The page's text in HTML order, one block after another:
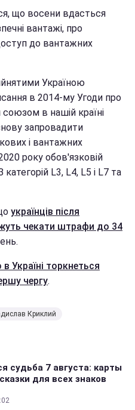
що восени вдасться
вантажі, про
до вантажних
Україною
в 2014-му Угоди про
в нашій країні
запровадити
і вантажних
року обов'язковій
L3, L4, L5 і L7 та
українців після
чекати штрафи до 34
в Україні торкнеться
чергу.
Криклий
судьба 7 августа: карты
для всех знаков